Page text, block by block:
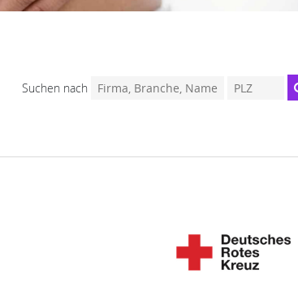
Suchen nach